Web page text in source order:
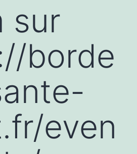
sur
borde
even